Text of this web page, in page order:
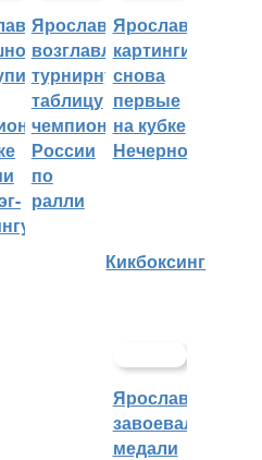
Ярославцы
возглавляют
турнирную
таблицу
чемпионата
России
по
ралли
Ярославские
картингисты
снова
первые
на кубке
Нечерноземья
Кикбоксинг
Ярославцы
завоевали
медали